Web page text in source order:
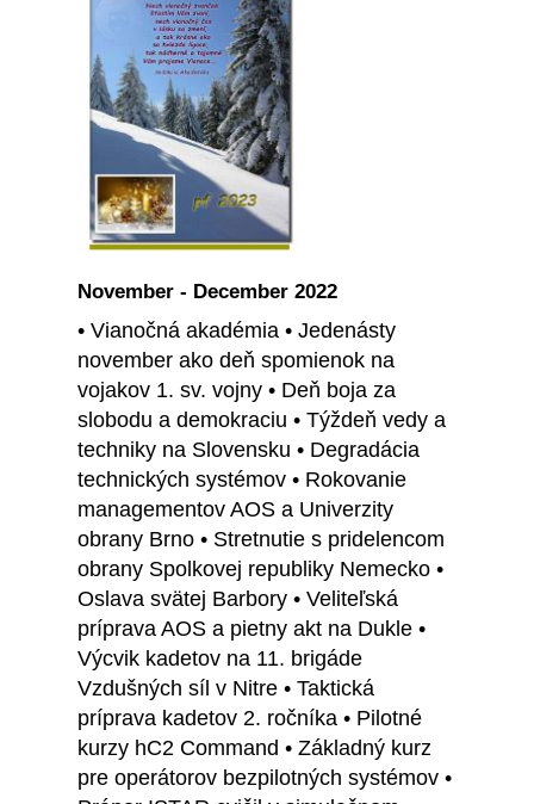
November - December 2022
• Vianočná akadémia • Jedenásty
november ako deň spomienok na
vojakov 1. sv. vojny • Deň boja za
slobodu a demokraciu • Týždeň vedy a
techniky na Slovensku • Degradácia
technických systémov • Rokovanie
managementov AOS a Univerzity
obrany Brno • Stretnutie s pridelencom
obrany Spolkovej republiky Nemecko •
Oslava svätej Barbory • Veliteľská
príprava AOS a pietny akt na Dukle •
Výcvik kadetov na 11. brigáde
Vzdušných síl v Nitre • Taktická
príprava kadetov 2. ročníka • Pilotné
kurzy hC2 Command • Základný kurz
pre operátorov bezpilotných systémov •